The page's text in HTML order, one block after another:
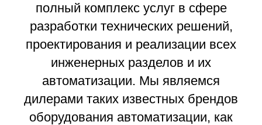
полный комплекс услуг в сфере
разработки технических решений,
проектирования и реализации всех
инженерных разделов и их
автоматизации. Мы являемся
дилерами таких известных брендов
оборудования автоматизации, как